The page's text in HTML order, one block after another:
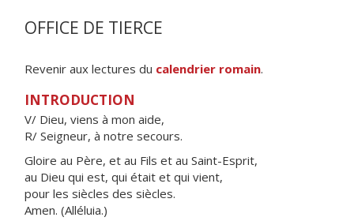
OFFICE DE TIERCE
Revenir aux lectures du calendrier romain.
INTRODUCTION
V/ Dieu, viens à mon aide,
R/ Seigneur, à notre secours.
Gloire au Père, et au Fils et au Saint-Esprit,
au Dieu qui est, qui était et qui vient,
pour les siècles des siècles.
Amen. (Alléluia.)